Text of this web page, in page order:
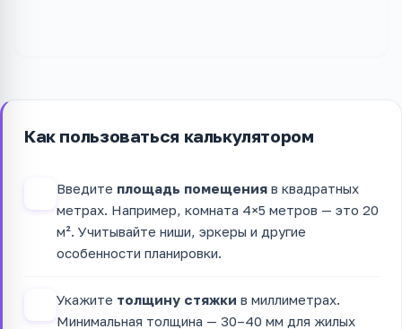
Как пользоваться калькулятором
Введите площадь помещения в квадратных
метрах. Например, комната 4×5 метров — это 20
м². Учитывайте ниши, эркеры и другие
особенности планировки.
Укажите толщину стяжки в миллиметрах.
Минимальная толщина — 30–40 мм для жилых